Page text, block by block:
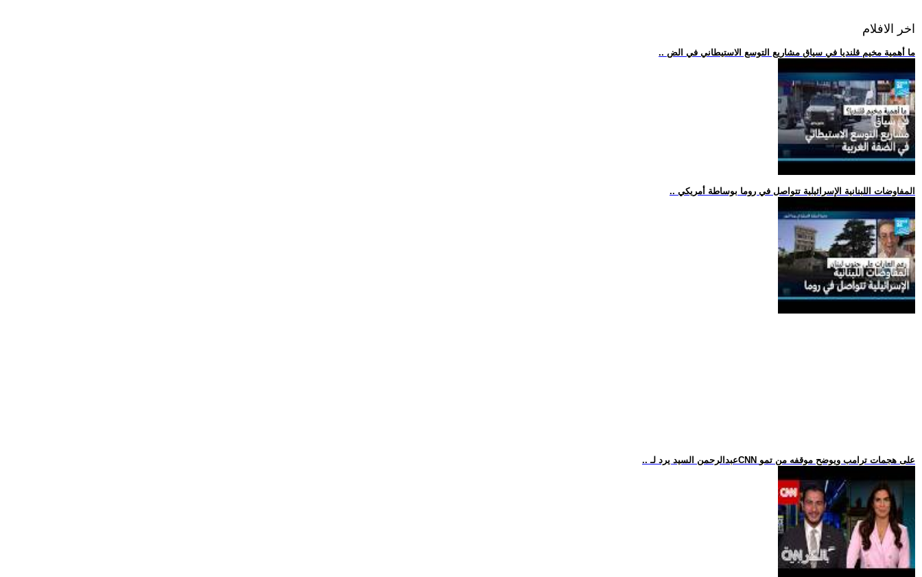
اخر الافلام
.. ما أهمية مخيم قلنديا في سياق مشاريع التوسع الاستيطاني في الض
.. المفاوضات اللبنانية الإسرائيلية تتواصل في روما بوساطة أمريكي
.. عبدالرحمن السيد يرد لـCNN على هجمات ترامب ويوضح موقفه من تمو